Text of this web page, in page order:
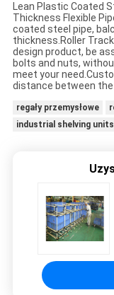
Lean Plastic Coated
Thickness Flexible
coated steel pipe,
thickness.Roller
design product, be
bolts and nuts,
meet your
distance between
regały przemysłowe
industrial shelving units